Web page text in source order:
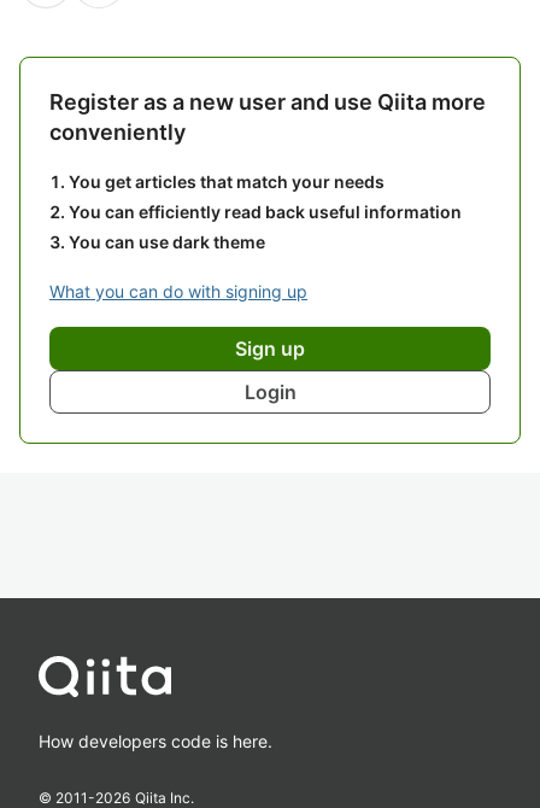
Register as a new user and use Qiita more
conveniently
You get articles that match your needs
You can efficiently read back useful information
You can use dark theme
What you can do with signing up
Sign up
Login
How developers code is here.
© 2011-2026 Qiita Inc.